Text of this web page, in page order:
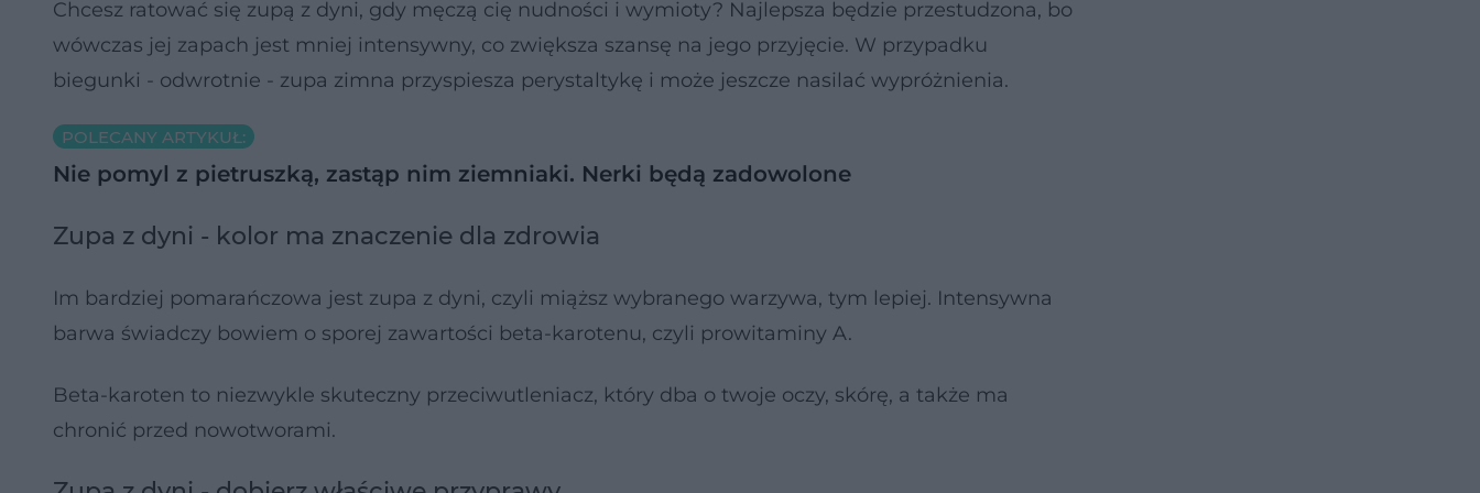
Chcesz ratować się zupą z dyni, gdy męczą cię nudności i wymioty? Najlepsza będzie przestudzona, bo
wówczas jej zapach jest mniej intensywny, co zwiększa szansę na jego przyjęcie. W przypadku
biegunki - odwrotnie - zupa zimna przyspiesza perystaltykę i może jeszcze nasilać wypróżnienia.
POLECANY ARTYKUŁ:
Nie pomyl z pietruszką, zastąp nim ziemniaki. Nerki będą zadowolone
Zupa z dyni - kolor ma znaczenie dla zdrowia
Im bardziej pomarańczowa jest zupa z dyni, czyli miąższ wybranego warzywa, tym lepiej. Intensywna
barwa świadczy bowiem o sporej zawartości beta-karotenu, czyli prowitaminy A.
Beta-karoten to niezwykle skuteczny przeciwutleniacz, który dba o twoje oczy, skórę, a także ma
chronić przed nowotworami.